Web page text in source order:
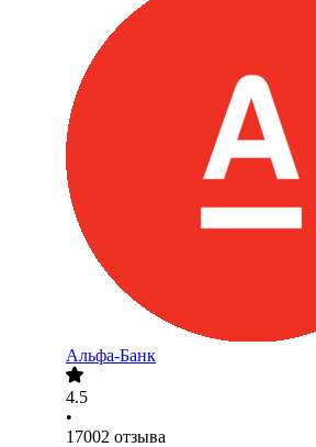
Альфа-Банк
4.5
•
17002 отзыва